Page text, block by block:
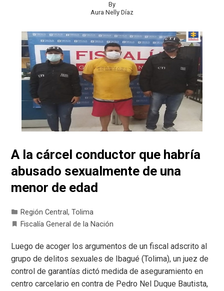
By
Aura Nelly Díaz
A la cárcel conductor que habría
abusado sexualmente de una
menor de edad
Región Central,Tolima
Fiscalía General de la Nación
Luego de acoger los argumentos de un fiscal adscrito al
grupo de delitos sexuales de Ibagué (Tolima), un juez de
control de garantías dictó medida de aseguramiento en
centro carcelario en contra de Pedro Nel Duque Bautista,